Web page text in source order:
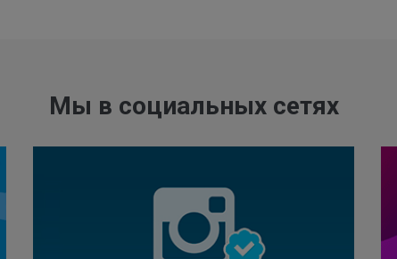
Мы в социальных сетях